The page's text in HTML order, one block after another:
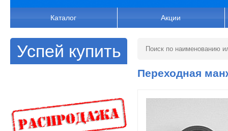
Каталог Акции
Успей купить
Переходная